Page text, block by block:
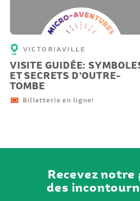
Micro-
aventure
VICTORIAVILLE
VISITE GUIDÉE:
ET SECRETS D’OUTRE-
TOMBE
Billetterie en ligne!
Recevez notre
des